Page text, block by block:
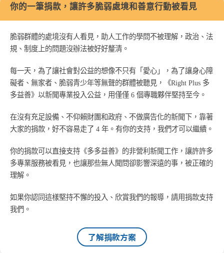
你的一筆捐款，讓許多脆弱處境和善意行動被看見
脆弱群體的處境沒有人看見，助人工作的學問不被理解，政治、法
規、制度上的問題沒辦法被好好釐清。
每一天，為了讓社會對公益的想像不只有「愛心」，為了讓身心障
礙者、無家者、脆弱青少年等無聲的群體被聽見，《Right Plus 多
多益善》以新聞專業投入公益，用僅僅 6 個專職夥伴堅持至今。
在沒有充足設備、不仰賴財團和政府、不做廣告化的新聞下，靠著
大家的捐款，好不容易走了 4 年。有你的支持，我們才可以繼續。
你的捐款可以直接支持《多多益善》的非營利新聞工作，讓許許多
多專業服務被看見，也讓那些無人聞問卻影響深遠的事，被正確的
理解。
如果你認同這樣堅持不懈的投入、欣賞我們的報導，請用捐款支持
我們。
了解捐款方案